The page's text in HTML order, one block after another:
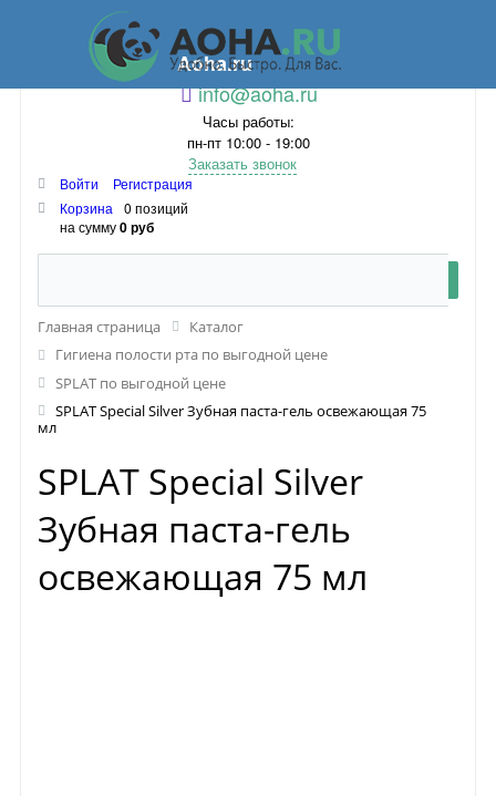
Aoha.ru
info@aoha.ru
Часы работы:
пн-пт 10:00 - 19:00
Заказать звонок
Войти
Регистрация
Корзина
0 позиций
на сумму0 руб
Главная страница
Каталог
Гигиена полости рта по выгодной цене
SPLAT по выгодной цене
SPLAT Special Silver Зубная паста-гель освежающая 75
мл
SPLAT Special Silver
Зубная паста-гель
освежающая 75 мл